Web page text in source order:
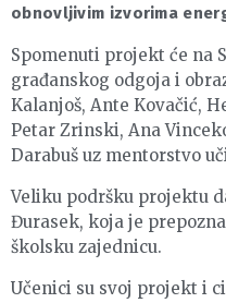
obnovljivim izvorima
Spomenuti projekt će na
građanskog odgoja i
Kalanjoš, Ante Kovačić,
Petar Zrinski, Ana
Darabuš uz mentorstvo
Veliku podršku projektu
Đurasek, koja je
školsku zajednicu.
Učenici su svoj projekt i